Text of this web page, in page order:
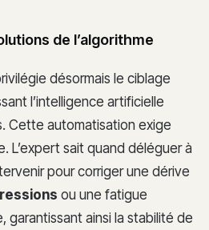
de l’algorithme
désormais le ciblage
l’intelligence artificielle
Cette automatisation exige
L’expert sait quand déléguer à
pour corriger une dérive
ou une fatigue
garantissant ainsi la stabilité de